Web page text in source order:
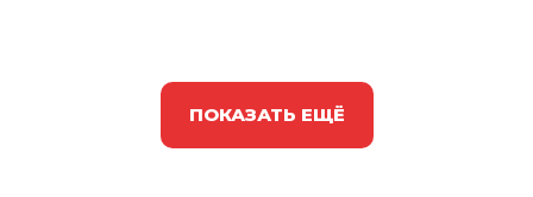
ПОКАЗАТЬ ЕЩЁ